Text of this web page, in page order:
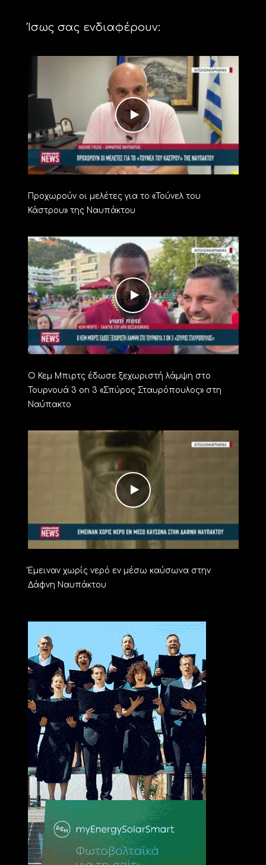
Ίσως σας ενδιαφέρουν:
Προχωρούν οι μελέτες για το «Τούνελ του
Κάστρου» της Ναυπάκτου
Ο Κεμ Μπιρτς έδωσε ξεχωριστή λάμψη στο
Τουρνουά 3 on 3 «Σπύρος Σταυρόπουλος» στη
Ναύπακτο
Έμειναν χωρίς νερό εν μέσω καύσωνα στην
Δάφνη Ναυπάκτου